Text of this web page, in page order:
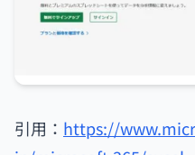
引用： https://